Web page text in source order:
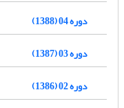
دوره 04 (1388)
دوره 03 (1387)
دوره 02 (1386)